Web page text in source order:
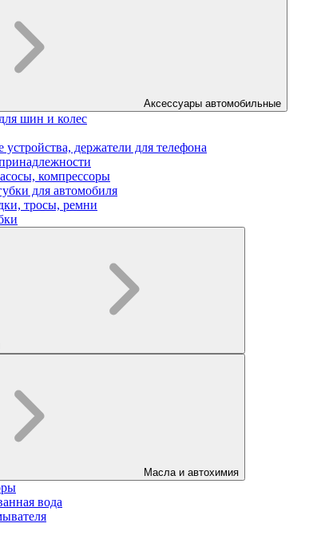
Аксессуары автомобильные
шин и колес
держатели для телефона
компрессоры
для автомобиля
тросы, ремни
Масла и автохимия
вода